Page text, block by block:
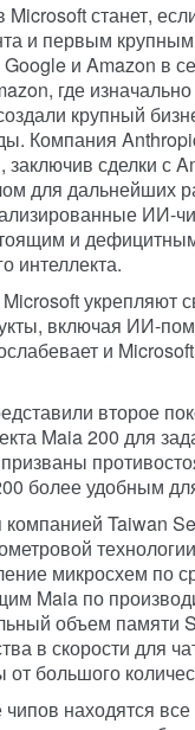
станет,
и первым
Google и Amazon в
где
крупный
Компания
заключив сделки с
для дальнейших
ИИ-
и
интеллекта.
укрепляют
включая ИИ-
и
второе
Maia 200 для
более удобным
компанией Taiwan
микросхем по
Maia по
объем памяти
в скорости для
большого
находятся